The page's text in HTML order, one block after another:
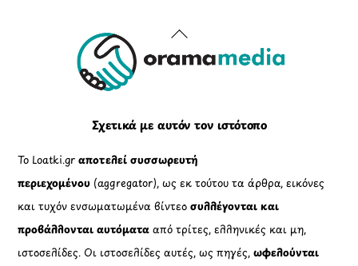
Back
To
Σχετικά με αυτόν τον ιστότοπο
Το Loatki.grαποτελεί συσσωρευτή
περιεχομένου (aggregator), ως εκ τούτου τα άρθρα, εικόνες
και τυχόν ενσωματωμένα βίντεοσυλλέγονται και
προβάλλονται αυτόματααπό τρίτες, ελληνικές και μη,
ιστοσελίδες. Οι ιστοσελίδες αυτές, ως πηγές,ωφελούνται